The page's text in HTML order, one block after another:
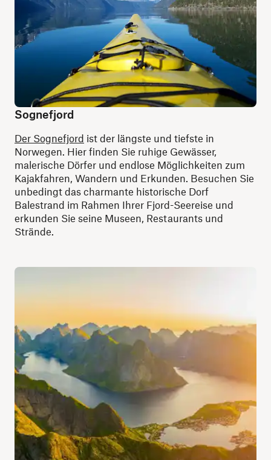
Sognefjord
Der Sognefjord ist der längste und tiefste in
Norwegen. Hier finden Sie ruhige Gewässer,
malerische Dörfer und endlose Möglichkeiten zum
Kajakfahren, Wandern und Erkunden. Besuchen Sie
unbedingt das charmante historische Dorf
Balestrand im Rahmen Ihrer Fjord-Seereise und
erkunden Sie seine Museen, Restaurants und
Strände.